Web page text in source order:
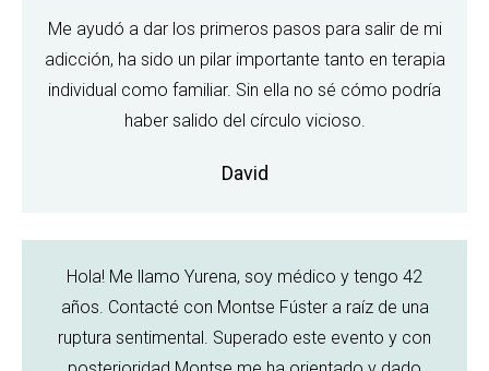
Me ayudó a dar los primeros pasos para salir de mi
adicción, ha sido un pilar importante tanto en terapia
individual como familiar. Sin ella no sé cómo podría
haber salido del círculo vicioso.
David
Hola! Me llamo Yurena, soy médico y tengo 42
años. Contacté con Montse Fúster a raíz de una
ruptura sentimental. Superado este evento y con